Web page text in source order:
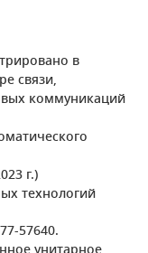
в
связи,
коммуникаций
г.)
технологий
57640.